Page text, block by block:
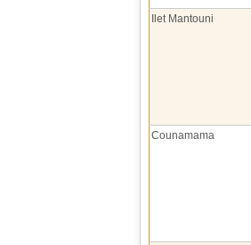
Ilet Mantouni
Counamama